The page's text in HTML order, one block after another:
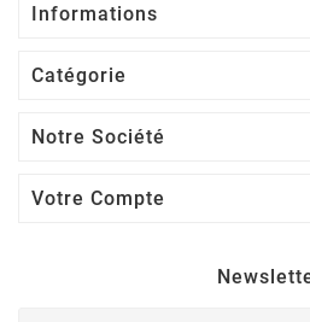
Informations
Catégorie
Notre Société
Votre Compte